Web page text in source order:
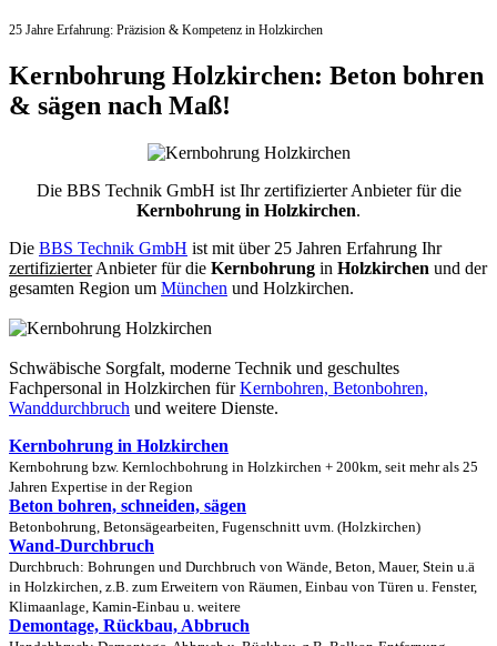
25 Jahre Erfahrung: Präzision & Kompetenz in Holzkirchen
Kernbohrung Holzkirchen: Beton bohren
& sägen nach Maß!
Die BBS Technik GmbH ist Ihr zertifizierter Anbieter für die
Kernbohrung in Holzkirchen.
Die BBS Technik GmbH ist mit über 25 Jahren Erfahrung Ihr
zertifizierterAnbieter für die Kernbohrung in Holzkirchen und der
gesamten Region um München und Holzkirchen.
Schwäbische Sorgfalt, moderne Technik und geschultes
Fachpersonal in Holzkirchen fürKernbohren, Betonbohren,
Wanddurchbruch und weitere Dienste.
Kernbohrung in Holzkirchen
Kernbohrung bzw. Kernlochbohrung in Holzkirchen + 200km, seit mehr als 25
Jahren Expertise in der Region
Beton bohren, schneiden, sägen
Betonbohrung, Betonsägearbeiten, Fugenschnitt uvm. (Holzkirchen)
Wand-Durchbruch
Durchbruch: Bohrungen und Durchbruch von Wände, Beton, Mauer, Stein u.ä
in Holzkirchen, z.B. zum Erweitern von Räumen, Einbau von Türen u. Fenster,
Klimaanlage, Kamin-Einbau u. weitere
Demontage, Rückbau, Abbruch